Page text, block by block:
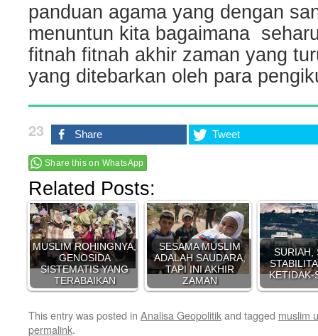
panduan agama yang dengan
menuntun kita bagaimana
fitnah fitnah akhir zaman yang
yang ditebarkan oleh para
23 Share Tweet
Share this on WhatsApp
Related Posts:
MUSLIM ROHINGNYA,
GENOSIDA
SISTEMATIS YANG
TERABAIKAN
SESAMA MUSLIM
ADALAH SAUDARA,
TAPI INI AKHIR
ZAMAN
SURIAH,
KETIDAK-
This entry was posted in Analisa Geopolitikand tagged muslim
permalink.